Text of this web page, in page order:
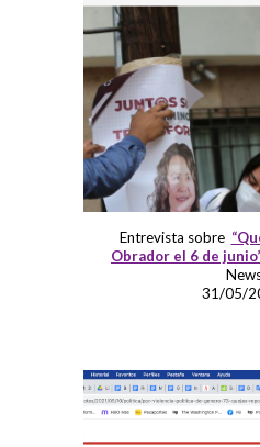
Entrevista sobre
Obrador el 6 de
31/05/